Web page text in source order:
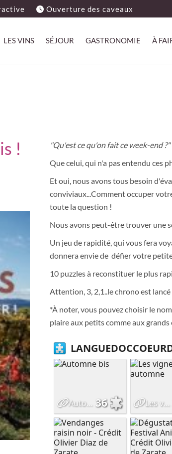
!
"Qu'est ce qu'on fait ce week-end
Que celui, qui n'a pas entendu ces
Et oui, nous avons tous besoin
conviviaux...Comment occuper
toute la question !
Nous avons peut-être trouver une
Un jeu de rapidité, qui vous fera
donnera envie de défier votre
10 puzzles à reconstituer le plus
Attention, 3, 2,1..le chrono est lancé
*À noter, vous pouvez choisir le
plaire aux petits comme aux grands
Ouverture des caveaux
LES VINS SÉJOUR GASTRONOMIE À